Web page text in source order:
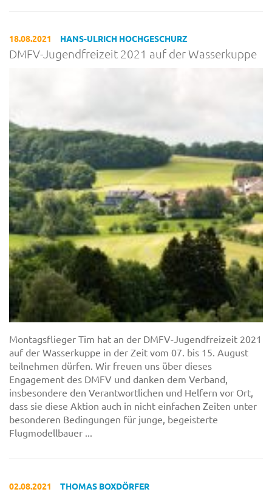
18.08.2021 HANS-ULRICH HOCHGESCHURZ
DMFV-Jugendfreizeit 2021 auf der Wasserkuppe
Montagsflieger Tim hat an der DMFV-Jugendfreizeit 2021
auf der Wasserkuppe in der Zeit vom 07. bis 15. August
teilnehmen dürfen. Wir freuen uns über dieses
Engagement des DMFV und danken dem Verband,
insbesondere den Verantwortlichen und Helfern vor Ort,
dass sie diese Aktion auch in nicht einfachen Zeiten unter
besonderen Bedingungen für junge, begeisterte
Flugmodellbauer ...
02.08.2021 THOMAS BOXDÖRFER